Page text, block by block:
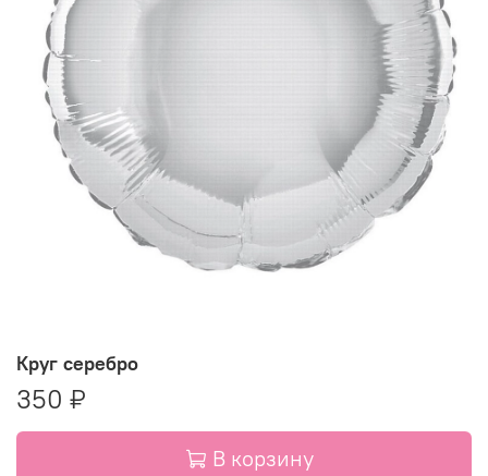
Круг серебро
350 ₽
В корзину